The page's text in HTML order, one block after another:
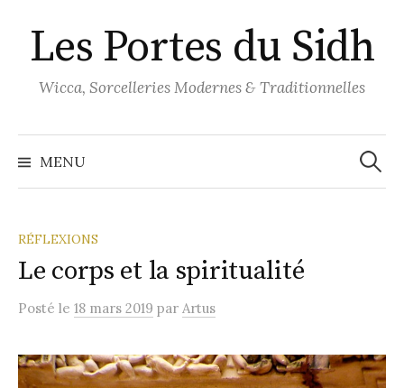
au
contenu
Les Portes du Sidh
Wicca, Sorcelleries Modernes & Traditionnelles
MENU
RÉFLEXIONS
Le corps et la spiritualité
Posté le 18 mars 2019 par Artus